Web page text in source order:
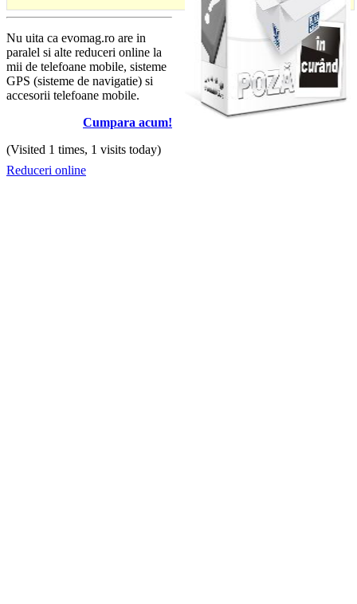
Nu uita ca evomag.ro are in
paralel si alte reduceri online la
mii de telefoane mobile, sisteme
GPS (sisteme de navigatie) si
accesorii telefoane mobile.
Cumpara acum!
(Visited 1 times, 1 visits today)
Reduceri online